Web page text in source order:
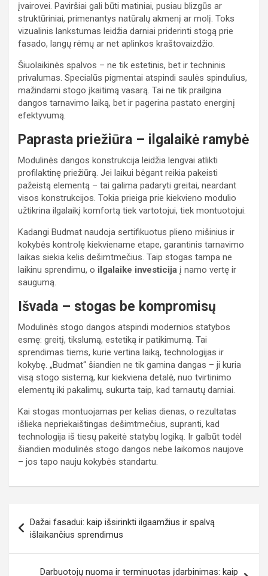
įvairovei. Paviršiai gali būti matiniai, pusiau blizgūs ar
struktūriniai, primenantys natūralų akmenį ar molį. Toks
vizualinis lankstumas leidžia darniai priderinti stogą prie
fasado, langų rėmų ar net aplinkos kraštovaizdžio.
Šiuolaikinės spalvos – ne tik estetinis, bet ir techninis
privalumas. Specialūs pigmentai atspindi saulės spindulius,
mažindami stogo įkaitimą vasarą. Tai ne tik prailgina
dangos tarnavimo laiką, bet ir pagerina pastato energinį
efektyvumą.
Paprasta priežiūra – ilgalaikė ramybė
Modulinės dangos konstrukcija leidžia lengvai atlikti
profilaktinę priežiūrą. Jei laikui bėgant reikia pakeisti
pažeistą elementą – tai galima padaryti greitai, neardant
visos konstrukcijos. Tokia prieiga prie kiekvieno modulio
užtikrina ilgalaikį komfortą tiek vartotojui, tiek montuotojui.
Kadangi Budmat naudoja sertifikuotus plieno mišinius ir
kokybės kontrolę kiekviename etape, garantinis tarnavimo
laikas siekia kelis dešimtmečius. Taip stogas tampa ne
laikinu sprendimu, o ilgalaike investicija į namo vertę ir
saugumą.
Išvada – stogas be kompromisų
Modulinės stogo dangos atspindi modernios statybos
esmę: greitį, tikslumą, estetiką ir patikimumą. Tai
sprendimas tiems, kurie vertina laiką, technologijas ir
kokybę. „Budmat“ šiandien ne tik gamina dangas – ji kuria
visą stogo sistemą, kur kiekviena detalė, nuo tvirtinimo
elementų iki pakalimų, sukurta taip, kad tarnautų darniai.
Kai stogas montuojamas per kelias dienas, o rezultatas
išlieka nepriekaištingas dešimtmečius, supranti, kad
technologija iš tiesų pakeitė statybų logiką. Ir galbūt todėl
šiandien modulinės stogo dangos nebe laikomos naujove
– jos tapo nauju kokybės standartu.
tarp
įrašų
Dažai fasadui: kaip išsirinkti ilgaamžius ir spalvą
išlaikančius sprendimus
Darbuotojų nuoma ir terminuotas įdarbinimas: kaip